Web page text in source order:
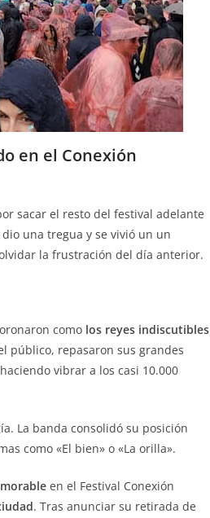
en el Conexión
sacar el resto del festival adelante
una tregua y se vivió un un
la frustración del día anterior.
como los reyes indiscutibles
público, repasaron sus grandes
vibrar a los casi 10.000
La banda consolidó su posición
como «El bien» o «La orilla».
en el Festival Conexión
. Tras anunciar su retirada de